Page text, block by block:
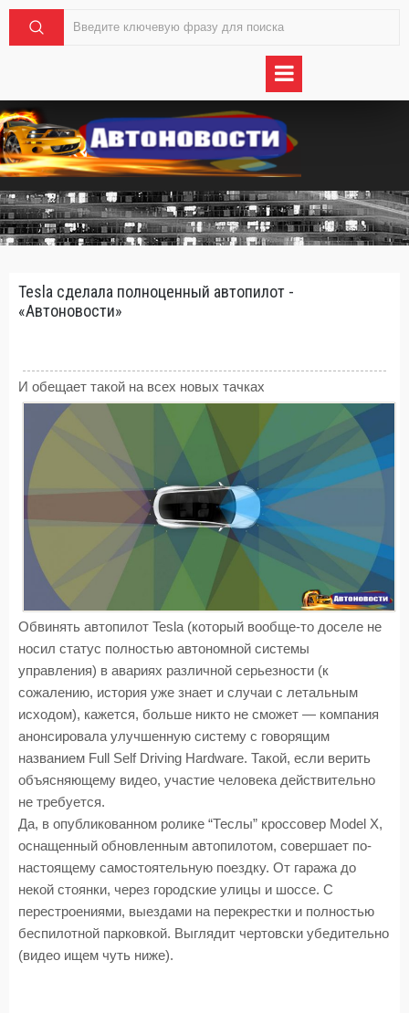
Tesla сделала полноценный автопилот -
«Автоновости»
И обещает такой на всех новых тачках
Обвинять автопилот Tesla (который вообще-то доселе не
носил статус полностью автономной системы
управления) в авариях различной серьезности (к
сожалению, история уже знает и случаи с летальным
исходом), кажется, больше никто не сможет — компания
анонсировала улучшенную систему с говорящим
названием Full Self Driving Hardware. Такой, если верить
объясняющему видео, участие человека действительно
не требуется.
Да, в опубликованном ролике “Теслы” кроссовер Model X,
оснащенный обновленным автопилотом, совершает по-
настоящему самостоятельную поездку. От гаража до
некой стоянки, через городские улицы и шоссе. С
перестроениями, выездами на перекрестки и полностью
беспилотной парковкой. Выглядит чертовски убедительно
(видео ищем чуть ниже).